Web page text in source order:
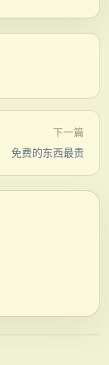
下一篇
免费的东西最贵